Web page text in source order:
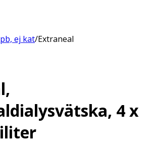
ej kat/Extraneal
4 x